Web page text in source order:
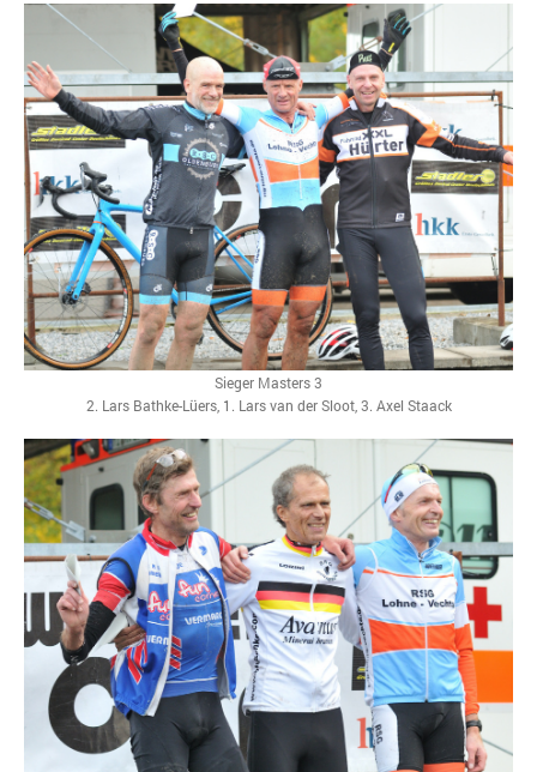
Sieger Masters 3
2. Lars Bathke-Lüers, 1. Lars van der Sloot, 3. Axel Staack